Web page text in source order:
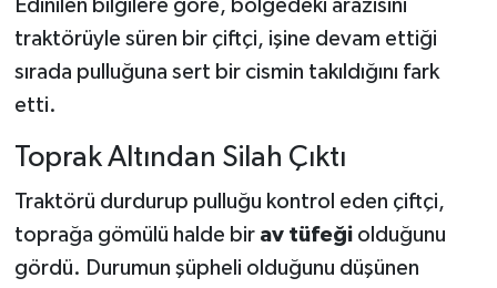
Edinilen bilgilere göre, bölgedeki arazisini
traktörüyle süren bir çiftçi, işine devam ettiği
sırada pulluğuna sert bir cismin takıldığını fark
etti.
Toprak Altından Silah Çıktı
Traktörü durdurup pulluğu kontrol eden çiftçi,
toprağa gömülü halde bir av tüfeğiolduğunu
gördü. Durumun şüpheli olduğunu düşünen